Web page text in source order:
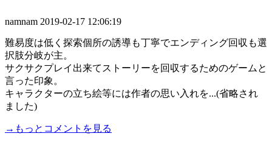
namnam 2019-02-17 12:06:19
難易度は低く探索個所の誘導も丁寧でエンディング回収も選
択肢分岐が主。
サクサクプレイ出来てストーリーを回収するためのゲームと
言った印象。
キャラクターの立ち絵等には作者の思い入れを...(省略され
ました)
→もっとコメントを見る